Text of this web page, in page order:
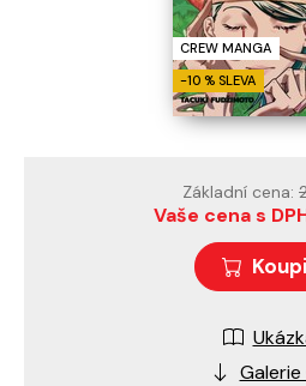
CREW MANGA
-10 % SLEVA
Základní cena:
Vaše cena s
Galerie